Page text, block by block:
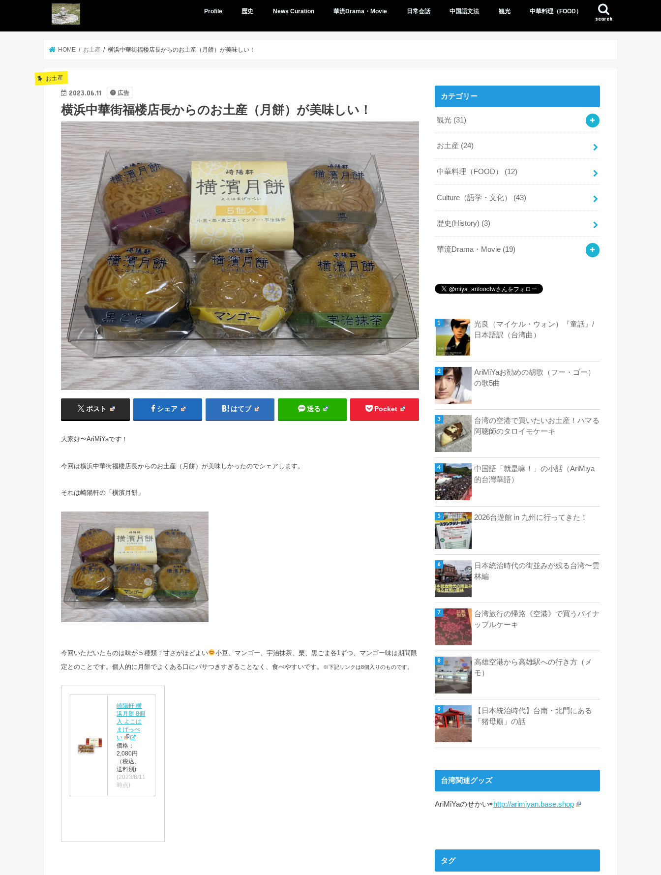
search
Profile 歴史 News Curation 華流Drama・Movie 日常会話 中国語文法 観光 中華料理（FOOD）
HOME お土産 横浜中華街福楼店長からのお土産（月餅）が美味しい！
お土産
2023.06.11 広告
横浜中華街福楼店長からのお土産（月餅）が美味しい！
ポスト シェア はてブ 送る Pocket
大家好〜AriMiYaです！
今回は横浜中華街福楼店長からのお土産（月餅）が美味しかったのでシェアします。
それは崎陽軒の「橫濱月餅」
今回いただいたものは味が５種類！甘さがほどよい
小豆、マンゴー、宇治抹茶、栗、黒ごま各1ずつ、マンゴー味は期間限
定とのことです。個人的に月餅でよくある口にパサつきすぎることなく、食べやすいです。
※下記リンクは8個入りのものです。
崎陽軒 横
浜月餅 8個
入 よこは
まげっぺ
い
価格：
2,080円
（税込、
送料別)
(2023/6/11
時点)
カテゴリー
観光 (31)
お土産 (24)
中華料理（FOOD） (12)
Culture（語学・文化） (43)
歴史(History) (3)
華流Drama・Movie (19)
光良（マイケル・ウォン）『童話』/
日本語訳（台湾曲）
AriMiYaお勧めの胡歌（フー・ゴー）
の歌5曲
台湾の空港で買いたいお土産！ハマる
阿聰師のタロイモケーキ
中国語「就是嘛！」の小話（AriMiya
的台灣華語）
2026台遊館 in 九州に行ってきた！
日本統治時代の街並みが残る台湾〜雲
林編
台湾旅行の帰路《空港》で買うパイナ
ップルケーキ
高雄空港から高雄駅への行き方（メ
モ）
【日本統治時代】台南・北門にある
「猪母廟」の話
台湾関連グッズ
AriMiYaのせかい⇨http://arimiyan.base.shop
タグ